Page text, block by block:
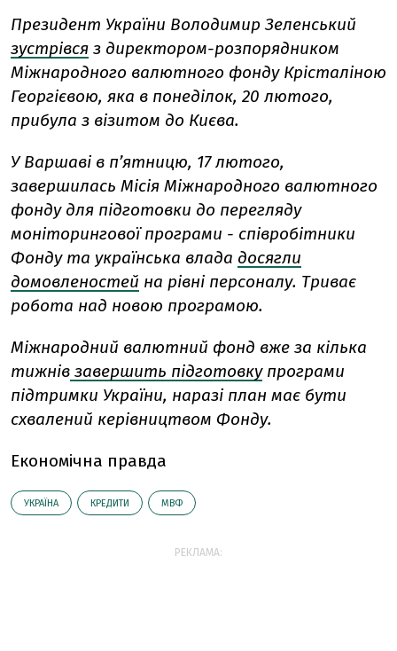
Президент України Володимир Зеленський
зустрівся з директором-розпорядником
Міжнародного валютного фонду Крісталіною
Георгієвою, яка в понеділок, 20 лютого,
прибула з візитом до Києва.
У Варшаві в п’ятницю, 17 лютого,
завершилась Місія Міжнародного валютного
фонду для підготовки до перегляду
моніторингової програми - співробітники
Фонду та українська влада досягли
домовленостей на рівні персоналу. Триває
робота над новою програмою.
Міжнародний валютний фонд вже за кілька
тижнів завершить підготовкупрограми
підтримки України, наразі план має бути
схвалений керівництвом Фонду.
Економічна правда
УКРАЇНА КРЕДИТИ МВФ
РЕКЛАМА: